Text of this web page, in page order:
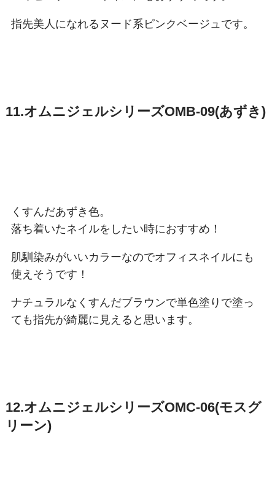
指先美人になれるヌード系ピンクベージュです。
11.オムニジェルシリーズOMB-09(あずき)
くすんだあずき色。
落ち着いたネイルをしたい時におすすめ！
肌馴染みがいいカラーなのでオフィスネイルにも
使えそうです！
ナチュラルなくすんだブラウンで単色塗りで塗っ
ても指先が綺麗に見えると思います。
12.オムニジェルシリーズOMC-06(モスグ
リーン)